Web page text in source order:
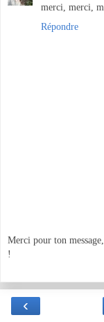
merci, merci,
Répondre
Merci pour ton
!
‹